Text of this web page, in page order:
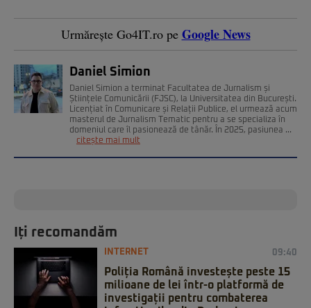
Urmărește Go4IT.ro pe Google News
Daniel Simion
Daniel Simion a terminat Facultatea de Jurnalism și
Științele Comunicării (FJSC), la Universitatea din București.
Licențiat în Comunicare și Relații Publice, el urmează acum
masterul de Jurnalism Tematic pentru a se specializa în
domeniul care îl pasionează de tânăr. În 2025, pasiunea ...
citește mai mult
Iți recomandăm
INTERNET 09:40
Poliția Română investește peste 15
milioane de lei într-o platformă de
investigații pentru combaterea